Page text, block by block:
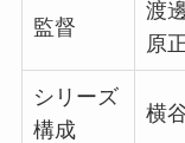
監督
渡
原
シリーズ
構成
横